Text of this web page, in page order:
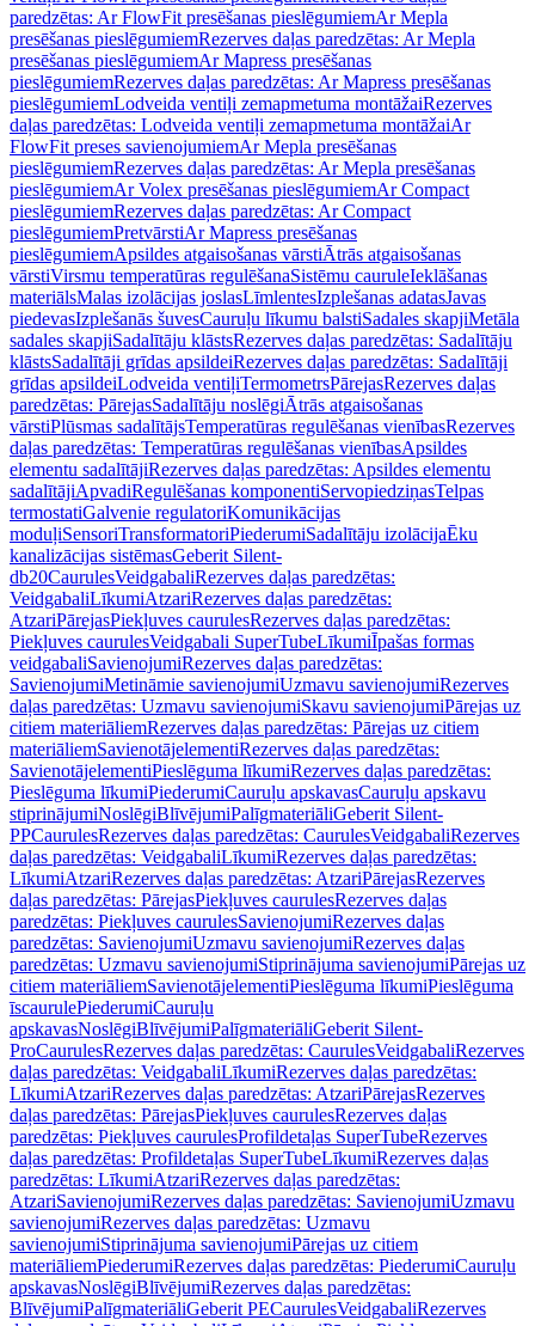
paredzētas: Ar FlowFit presēšanas pieslēgumiemAr Mepla
presēšanas pieslēgumiemRezerves daļas paredzētas: Ar Mepla
presēšanas pieslēgumiemAr Mapress presēšanas
pieslēgumiemRezerves daļas paredzētas: Ar Mapress presēšanas
pieslēgumiemLodveida ventiļi zemapmetuma montāžaiRezerves
daļas paredzētas: Lodveida ventiļi zemapmetuma montāžaiAr
FlowFit preses savienojumiemAr Mepla presēšanas
pieslēgumiemRezerves daļas paredzētas: Ar Mepla presēšanas
pieslēgumiemAr Volex presēšanas pieslēgumiemAr Compact
pieslēgumiemRezerves daļas paredzētas: Ar Compact
pieslēgumiemPretvārstiAr Mapress presēšanas
pieslēgumiemApsildes atgaisošanas vārstiĀtrās atgaisošanas
vārstiVirsmu temperatūras regulēšanaSistēmu cauruleIeklāšanas
materiālsMalas izolācijas joslasLīmlentesIzplešanas adatasJavas
piedevasIzplešanās šuvesCauruļu līkumu balstiSadales skapjiMetāla
sadales skapjiSadalītāju klāstsRezerves daļas paredzētas: Sadalītāju
klāstsSadalītāji grīdas apsildeiRezerves daļas paredzētas: Sadalītāji
grīdas apsildeiLodveida ventiļiTermometrsPārejasRezerves daļas
paredzētas: PārejasSadalītāju noslēgiĀtrās atgaisošanas
vārstiPlūsmas sadalītājsTemperatūras regulēšanas vienībasRezerves
daļas paredzētas: Temperatūras regulēšanas vienībasApsildes
elementu sadalītājiRezerves daļas paredzētas: Apsildes elementu
sadalītājiApvadiRegulēšanas komponentiServopiedziņasTelpas
termostatiGalvenie regulatoriKomunikācijas
moduļiSensoriTransformatoriPiederumiSadalītāju izolācijaĒku
kanalizācijas sistēmasGeberit Silent-
db20CaurulesVeidgabaliRezerves daļas paredzētas:
VeidgabaliLīkumiAtzariRezerves daļas paredzētas:
AtzariPārejasPiekļuves caurulesRezerves daļas paredzētas:
Piekļuves caurulesVeidgabali SuperTubeLīkumiĪpašas formas
veidgabaliSavienojumiRezerves daļas paredzētas:
SavienojumiMetināmie savienojumiUzmavu savienojumiRezerves
daļas paredzētas: Uzmavu savienojumiSkavu savienojumiPārejas uz
citiem materiāliemRezerves daļas paredzētas: Pārejas uz citiem
materiāliemSavienotājelementiRezerves daļas paredzētas:
SavienotājelementiPieslēguma līkumiRezerves daļas paredzētas:
Pieslēguma līkumiPiederumiCauruļu apskavasCauruļu apskavu
stiprinājumiNoslēgiBlīvējumiPalīgmateriāliGeberit Silent-
PPCaurulesRezerves daļas paredzētas: CaurulesVeidgabaliRezerves
daļas paredzētas: VeidgabaliLīkumiRezerves daļas paredzētas:
LīkumiAtzariRezerves daļas paredzētas: AtzariPārejasRezerves
daļas paredzētas: PārejasPiekļuves caurulesRezerves daļas
paredzētas: Piekļuves caurulesSavienojumiRezerves daļas
paredzētas: SavienojumiUzmavu savienojumiRezerves daļas
paredzētas: Uzmavu savienojumiStiprinājuma savienojumiPārejas uz
citiem materiāliemSavienotājelementiPieslēguma līkumiPieslēguma
īscaurulePiederumiCauruļu
apskavasNoslēgiBlīvējumiPalīgmateriāliGeberit Silent-
ProCaurulesRezerves daļas paredzētas: CaurulesVeidgabaliRezerves
daļas paredzētas: VeidgabaliLīkumiRezerves daļas paredzētas:
LīkumiAtzariRezerves daļas paredzētas: AtzariPārejasRezerves
daļas paredzētas: PārejasPiekļuves caurulesRezerves daļas
paredzētas: Piekļuves caurulesProfildetaļas SuperTubeRezerves
daļas paredzētas: Profildetaļas SuperTubeLīkumiRezerves daļas
paredzētas: LīkumiAtzariRezerves daļas paredzētas:
AtzariSavienojumiRezerves daļas paredzētas: SavienojumiUzmavu
savienojumiRezerves daļas paredzētas: Uzmavu
savienojumiStiprinājuma savienojumiPārejas uz citiem
materiāliemPiederumiRezerves daļas paredzētas: PiederumiCauruļu
apskavasNoslēgiBlīvējumiRezerves daļas paredzētas:
BlīvējumiPalīgmateriāliGeberit PECaurulesVeidgabaliRezerves